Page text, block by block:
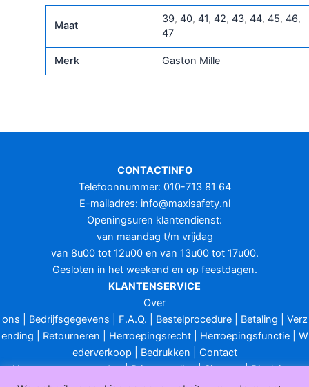
Maat
39, 40, 41, 42, 43, 44, 45, 46,
47
Merk Gaston Mille
CONTACTINFO
Telefoonnummer: 010-713 81 64
E-mailadres: info@maxisafety.nl
Openingsuren klantendienst:
van maandag t/m vrijdag
van 8u00 tot 12u00 en van 13u00 tot 17u00.
Gesloten in het weekend en op feestdagen.
KLANTENSERVICE
Over
ons
Bedrijfsgegevens F.A.Q. Bestelprocedure| Betaling
Verz
ending
Retourneren Herroepingsrecht| Herroepingsfunctie| W
ederverkoop
Bedrukken
Contact
Algemene voorwaarden|Privacy policy|Sitemap|Disclaimer